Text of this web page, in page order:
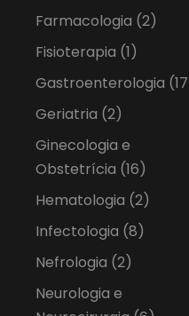
Farmacologia (2)
Fisioterapia (1)
Gastroenterologia
Geriatria (2)
Ginecologia e
Obstetrícia (16)
Hematologia (2)
Infectologia (8)
Nefrologia (2)
Neurologia e